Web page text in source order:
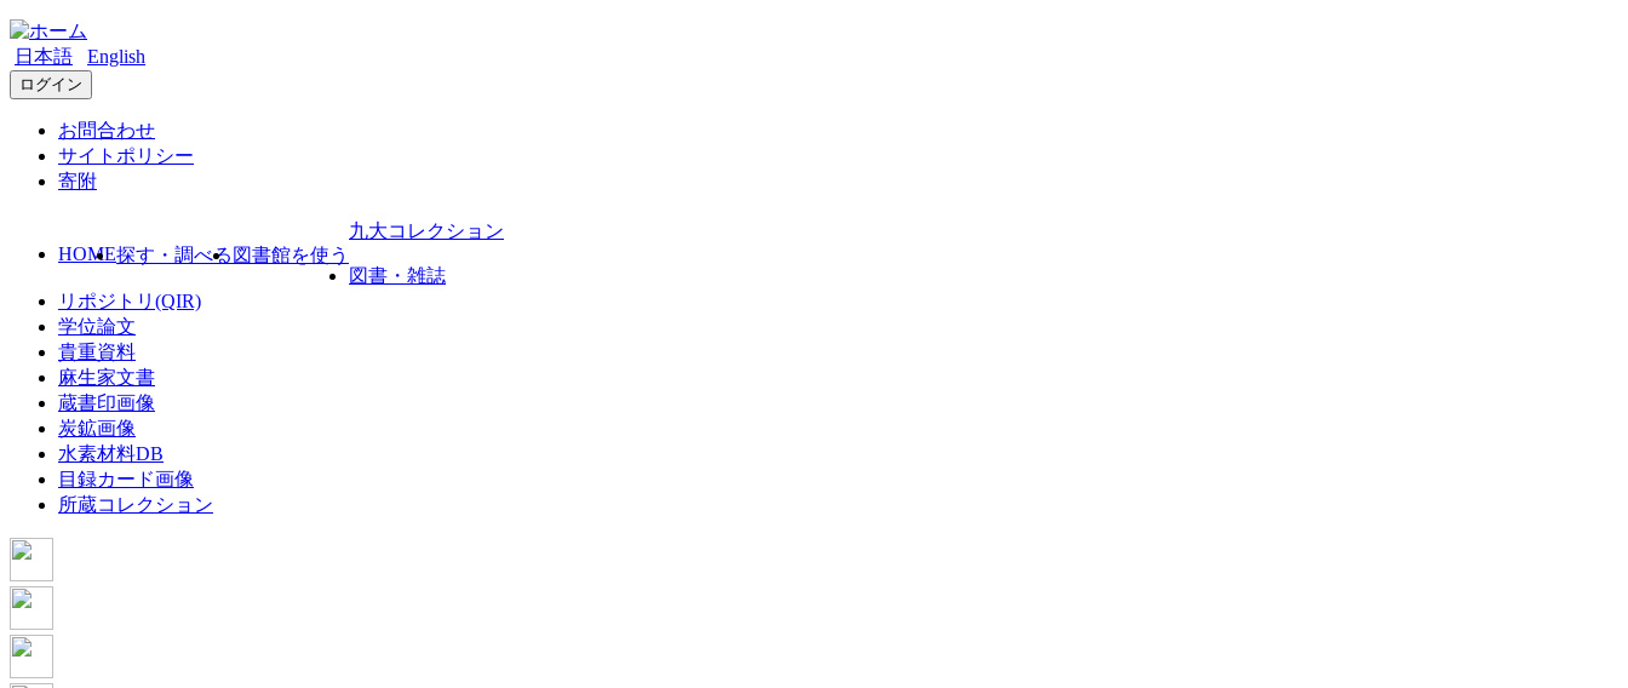
日本語 English
ログイン
お問合わせ
サイトポリシー
寄附
HOME探す・調べる 図書館を使う
九大コレクション
図書・雑誌
リポジトリ(QIR)
学位論文
貴重資料
麻生家文書
蔵書印画像
炭鉱画像
水素材料DB
目録カード画像
所蔵コレクション